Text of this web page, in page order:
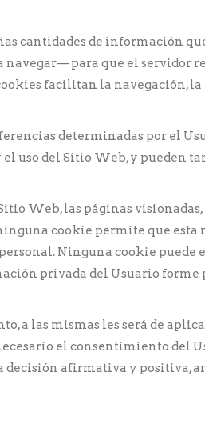
cantidades de información
para que el servidor
facilitan la navegación, la
determinadas por el
uso del Sitio Web, y pueden
Web, las páginas
cookie permite que esta
Ninguna cookie
privada del Usuario forme
a las mismas les será de
el consentimiento del
decisión afirmativa y positiva,